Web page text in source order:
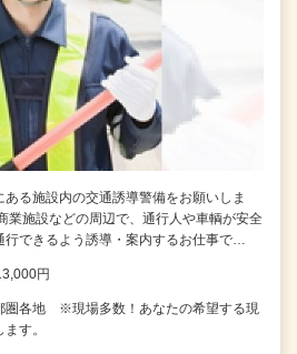
る施設内の交通誘導警備をお願いしま
業施設などの周辺で、通行人や車輌が安全
行できるよう誘導・案内するお仕事で…
円
圏各地 ※現場多数！あなたの希望する現
す。